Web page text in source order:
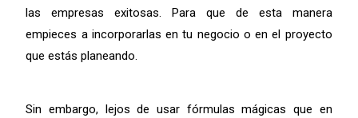
las empresas exitosas. Para que de esta manera
empieces a incorporarlas en tu negocio o en el proyecto
que estás planeando.
Sin embargo, lejos de usar fórmulas mágicas que en